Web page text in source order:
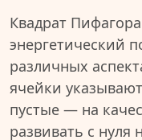
Квадрат
энергетический
различных
ячейки
пустые — на
развивать с